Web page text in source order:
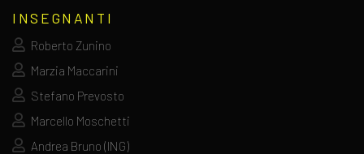
INSEGNANTI
Roberto Zunino
Marzia Maccarini
Stefano Prevosto
Marcello Moschetti
Andrea Bruno (ING)